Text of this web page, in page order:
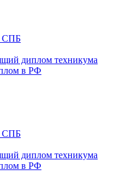
СПБ
диплом техникума
в РФ
СПБ
диплом техникума
в РФ